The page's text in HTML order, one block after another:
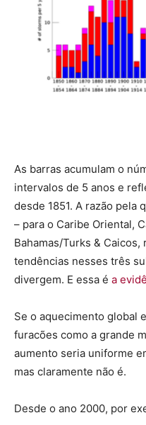
As barras acumulam o
intervalos de 5 anos e
desde 1851. A razão pela
– para o Caribe Oriental,
Bahamas/Turks &
tendências nesses três
divergem. E essa é a
Se o aquecimento global
furacões como a grande
aumento seria uniforme
mas claramente não é.
Desde o ano 2000, por